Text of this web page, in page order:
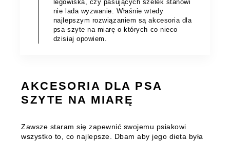
legowiska, czy pasujących szelek stanowi
nie lada wyzwanie. Właśnie wtedy
najlepszym rozwiązaniem są akcesoria dla
psa szyte na miarę o których co nieco
dzisiaj opowiem.
AKCESORIA DLA PSA
SZYTE NA MIARĘ
Zawsze staram się zapewnić swojemu psiakowi
wszystko to, co najlepsze. Dbam aby jego dieta była